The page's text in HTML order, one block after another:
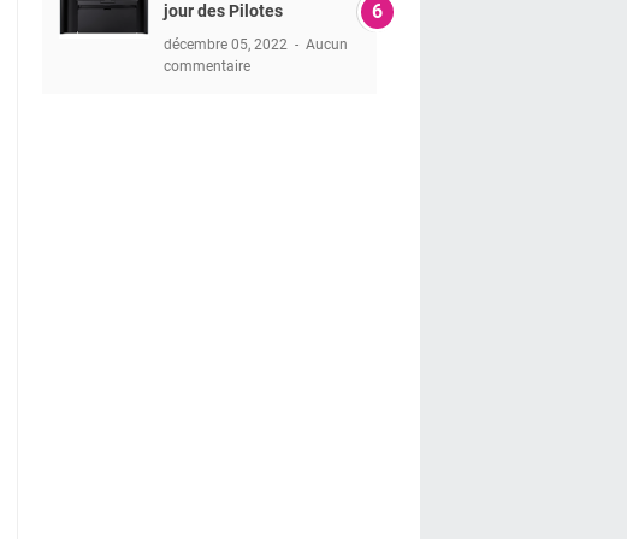
jour des Pilotes
décembre 05, 2022
Aucun
commentaire